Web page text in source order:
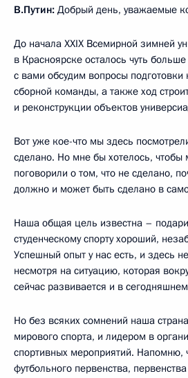
В.Путин: Добрый день, уважаемые
До начала XXIX Всемирной зимней
в Красноярске осталось чуть
с вами обсудим вопросы подготовки
сборной команды, а также ход
и реконструкции объектов
Вот уже кое-что мы здесь
сделано. Но мне бы хотелось, чтобы
поговорили о том, что не сделано,
должно и может быть сделано в
Наша общая цель известна –
студенческому спорту хороший,
Успешный опыт у нас есть, и здесь
несмотря на ситуацию, которая
сейчас развивается и в
Но без всяких сомнений наша
мирового спорта, и лидером в
спортивных мероприятий. Напомню,
футбольного первенства,